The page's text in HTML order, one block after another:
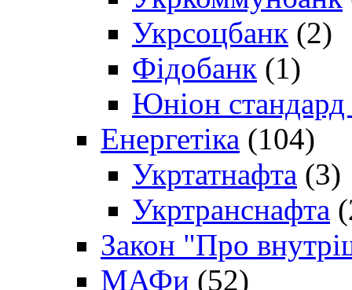
Укрсоцбанк (2)
Фідобанк (1)
Юніон стандард
Енергетіка (104)
Укртатнафта (3)
Укртранснафта
Закон "Про
МАФи (52)